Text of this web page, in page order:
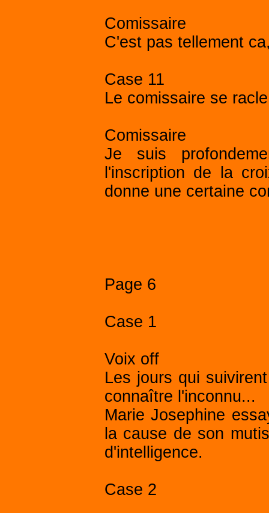
Comissaire
C'est pas tellement
Case 11
Le comissaire se
Comissaire
Je suis
l'inscription de la
donne une certaine
Page 6
Case 1
Voix off
Les jours qui
connaître l'inconnu...
Marie Josephine
la cause de son
d'intelligence.
Case 2